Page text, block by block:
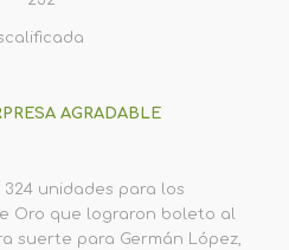
AGRADABLE
unidades para los
Oro que lograron boleto al
suerte para Germán López,